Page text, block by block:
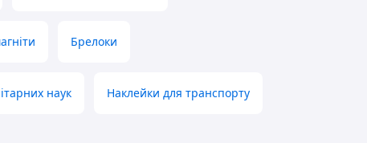
Брелоки
наук Наклейки для транспорту